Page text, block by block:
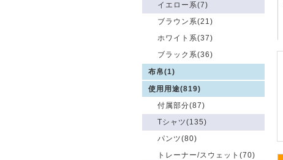
イエロー系(7)
ブラウン系(21)
ホワイト系(37)
ブラック系(36)
布帛(1)
使用用途(819)
付属部分(87)
Tシャツ(135)
パンツ(80)
トレーナー/スウェット(70)